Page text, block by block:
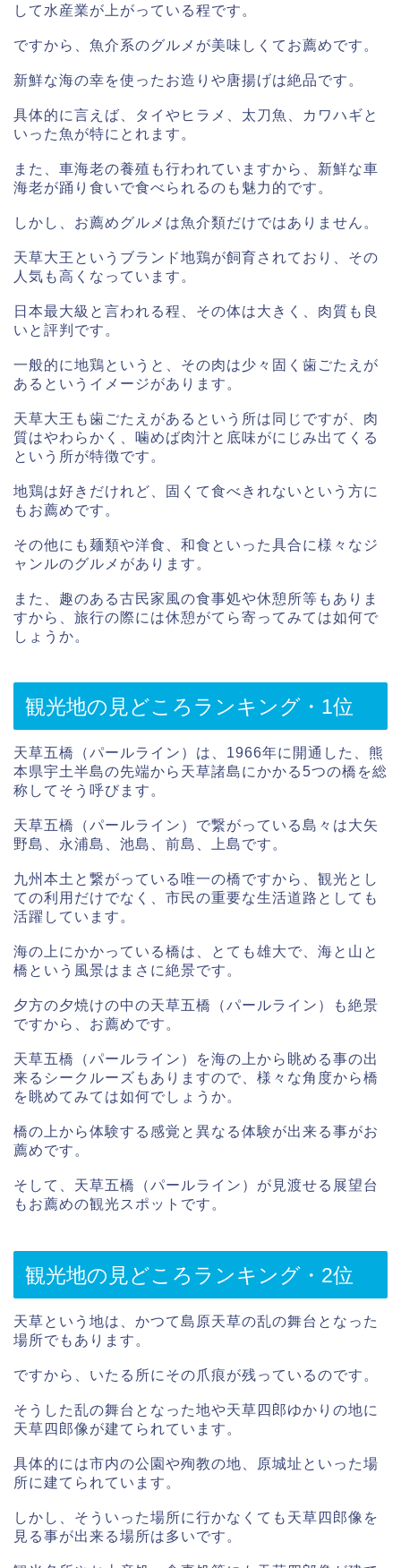
して水産業が上がっている程です。
ですから、魚介系のグルメが美味しくてお薦めです。
新鮮な海の幸を使ったお造りや唐揚げは絶品です。
具体的に言えば、タイやヒラメ、太刀魚、カワハギと
いった魚が特にとれます。
また、車海老の養殖も行われていますから、新鮮な車
海老が踊り食いで食べられるのも魅力的です。
しかし、お薦めグルメは魚介類だけではありません。
天草大王というブランド地鶏が飼育されており、その
人気も高くなっています。
日本最大級と言われる程、その体は大きく、肉質も良
いと評判です。
一般的に地鶏というと、その肉は少々固く歯ごたえが
あるというイメージがあります。
天草大王も歯ごたえがあるという所は同じですが、肉
質はやわらかく、噛めば肉汁と底味がにじみ出てくる
という所が特徴です。
地鶏は好きだけれど、固くて食べきれないという方に
もお薦めです。
その他にも麺類や洋食、和食といった具合に様々なジ
ャンルのグルメがあります。
また、趣のある古民家風の食事処や休憩所等もありま
すから、旅行の際には休憩がてら寄ってみては如何で
しょうか。
観光地の見どころランキング・1位
天草五橋（パールライン）は、1966年に開通した、熊
本県宇土半島の先端から天草諸島にかかる5つの橋を総
称してそう呼びます。
天草五橋（パールライン）で繋がっている島々は大矢
野島、永浦島、池島、前島、上島です。
九州本土と繋がっている唯一の橋ですから、観光とし
ての利用だけでなく、市民の重要な生活道路としても
活躍しています。
海の上にかかっている橋は、とても雄大で、海と山と
橋という風景はまさに絶景です。
夕方の夕焼けの中の天草五橋（パールライン）も絶景
ですから、お薦めです。
天草五橋（パールライン）を海の上から眺める事の出
来るシークルーズもありますので、様々な角度から橋
を眺めてみては如何でしょうか。
橋の上から体験する感覚と異なる体験が出来る事がお
薦めです。
そして、天草五橋（パールライン）が見渡せる展望台
もお薦めの観光スポットです。
観光地の見どころランキング・2位
天草という地は、かつて島原天草の乱の舞台となった
場所でもあります。
ですから、いたる所にその爪痕が残っているのです。
そうした乱の舞台となった地や天草四郎ゆかりの地に
天草四郎像が建てられています。
具体的には市内の公園や殉教の地、原城址といった場
所に建てられています。
しかし、そういった場所に行かなくても天草四郎像を
見る事が出来る場所は多いです。